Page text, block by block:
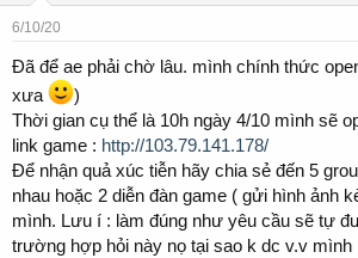
s
a
t
e
r
e
6/10/20
Đã để ae phải chờ lâu. mình chính thức
xưa
)
Thời gian cụ thể là 10h ngày 4/10 mình sẽ
link game : http://103.79.141.178/
Để nhận quả xúc tiễn hãy chia sẻ đến 5
nhau hoặc 2 diễn đàn game ( gửi hình ảnh
mình. Lưu í : làm đúng như yêu cầu sẽ tự
trường hợp hỏi này nọ tại sao k dc v.v mình